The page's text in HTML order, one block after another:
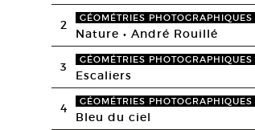
2 GÉOMÉTRIES PHOTOGRAPHIQUES
Nature • André Rouillé
3 GÉOMÉTRIES PHOTOGRAPHIQUES
Escaliers
4 GÉOMÉTRIES PHOTOGRAPHIQUES
Bleu du ciel